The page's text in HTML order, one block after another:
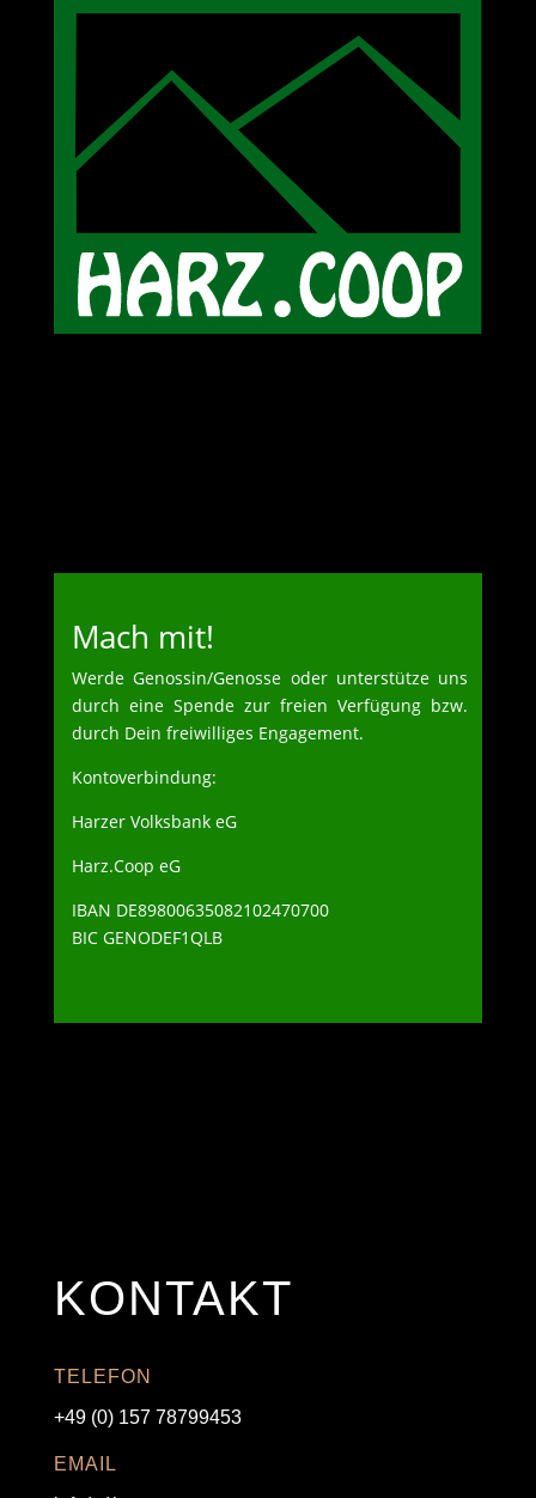
Mach mit!
Werde Genossin/Genosse oder unterstütze uns
durch eine Spende zur freien Verfügung bzw.
durch Dein freiwilliges Engagement.
Kontoverbindung:
Harzer Volksbank eG
Harz.Coop eG
IBAN DE89800635082102470700
BIC GENODEF1QLB
KONTAKT
TELEFON
+49 (0) 157 78799453
EMAIL